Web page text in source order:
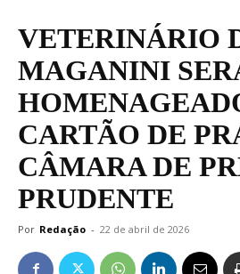
VETERINÁRIO
MAGANINI
CARTÃO DE
CÂMARA DE
PRUDENTE
Por Redação - 22 de abril de 2026